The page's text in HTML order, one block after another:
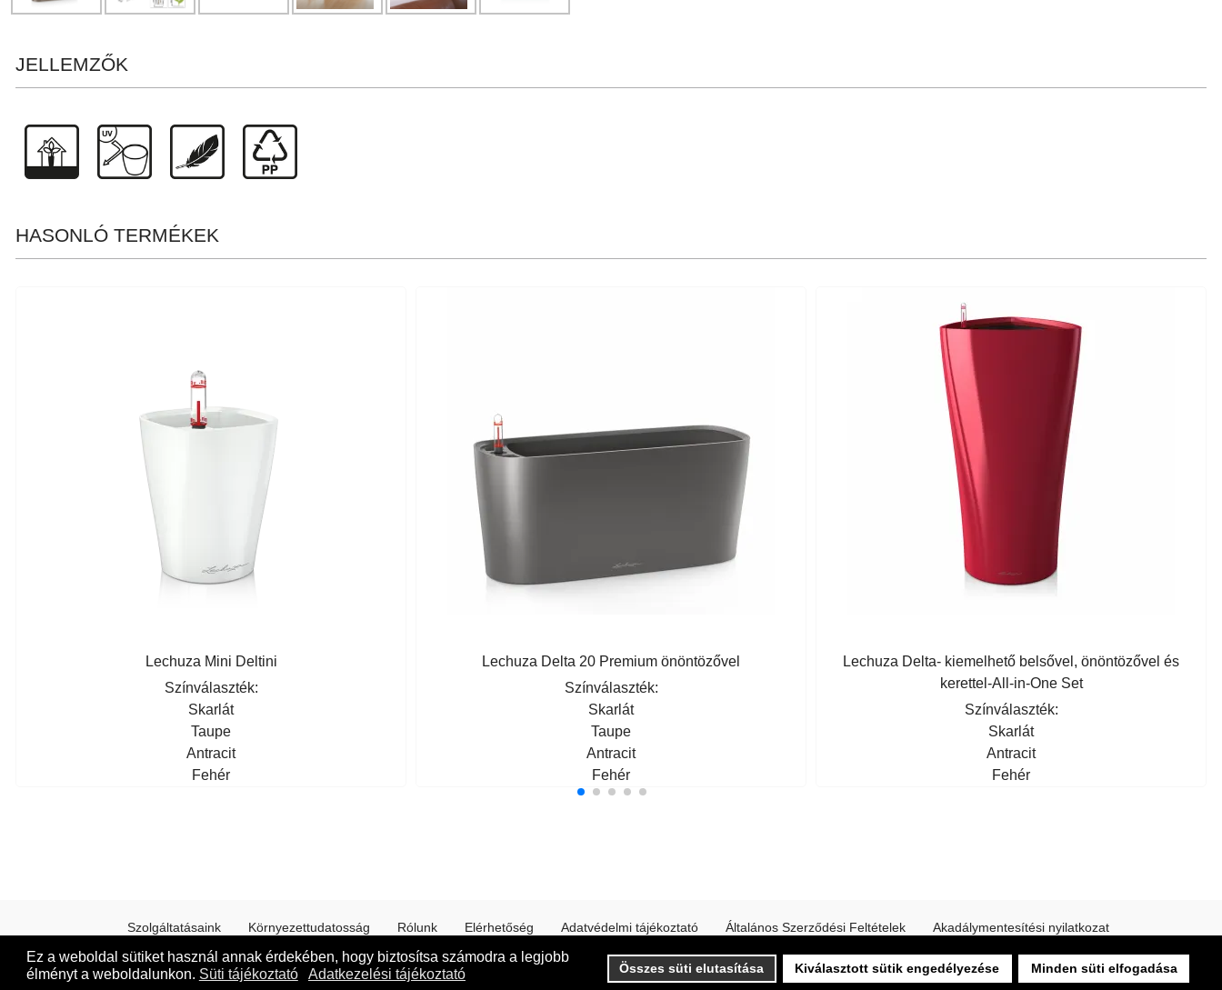
Ez a weboldal sütiket használ annak érdekében, hogy biztosítsa számodra a legjobb
élményt a weboldalunkon. Süti tájékoztató Adatkezelési tájékoztató Összes süti elutasítása Kiválasztott sütik engedélyezése Minden süti elfogadása
JELLEMZŐK
HASONLÓ TERMÉKEK
Lechuza Mini Deltini
Színválaszték:
Skarlát
Taupe
Antracit
Fehér
Lechuza Delta 20 Premium önöntözővel
Színválaszték:
Skarlát
Taupe
Antracit
Fehér
Lechuza Delta- kiemelhető belsővel, önöntözővel és
kerettel-All-in-One Set
Színválaszték:
Skarlát
Antracit
Fehér
Szolgáltatásaink Környezettudatosság Rólunk Elérhetőség Adatvédelmi tájékoztató Általános Szerződési Feltételek Akadálymentesítési nyilatkozat
Online fizetés a weboldalunkon a CIB Bank támogatásával